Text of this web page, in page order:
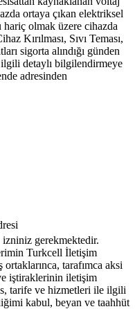
ortaya çıkan elektriksel
hariç olmak üzere cihazda
Kırılması, Sıvı Teması,
sigorta alındığı günden
detaylı bilgilendirmeye
adresinden
gerekmektedir.
Turkcell İletişim
tarafımca aksi
iştiraklerinin iletişim
tarife ve hizmetleri ile ilgili
kabul, beyan ve taahhüt